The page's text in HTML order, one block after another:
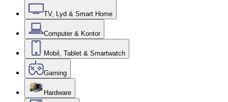
TV, Lyd & Smart Home
Computer & Kontor
Mobil, Tablet & Smartwatch
Gaming
Hardware